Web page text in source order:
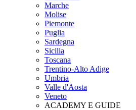
Marche
Molise
Piemonte
Puglia
Sardegna
Sicilia
Toscana
Trentino-Alto Adige
Umbria
Valle d'Aosta
Veneto
ACADEMY E GUIDE